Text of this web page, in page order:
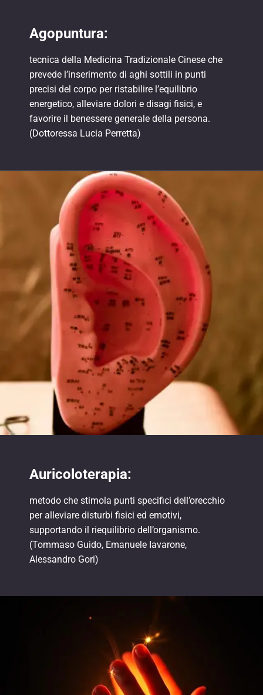
Agopuntura:
tecnica della Medicina Tradizionale Cinese che
prevede l’inserimento di aghi sottili in punti
precisi del corpo per ristabilire l’equilibrio
energetico, alleviare dolori e disagi fisici, e
favorire il benessere generale della persona.
(Dottoressa Lucia Perretta)
Auricoloterapia:
metodo che stimola punti specifici dell’orecchio
per alleviare disturbi fisici ed emotivi,
supportando il riequilibrio dell’organismo.
(Tommaso Guido, Emanuele Iavarone,
Alessandro Gori)